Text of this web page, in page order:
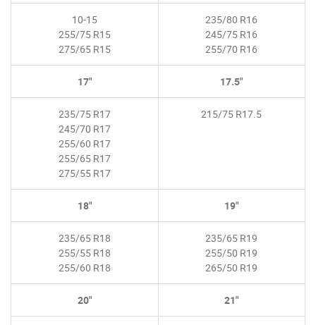
10-15
255/75 R15
275/65 R15
235/80 R16
245/75 R16
255/70 R16
17"
235/75 R17
245/70 R17
255/60 R17
255/65 R17
275/55 R17
17.5"
215/75 R17.5
18"
235/65 R18
255/55 R18
255/60 R18
19"
235/65 R19
255/50 R19
265/50 R19
20" 21"